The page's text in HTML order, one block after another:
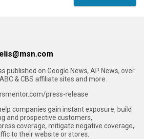
published on Google News, AP News, over
& CBS affiliate sites and more.
press-release
companies gain instant exposure, build
and prospective customers,
coverage, mitigate negative coverage,
to their website or stores.